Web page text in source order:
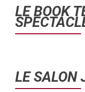
LE BOOK
LE SALON